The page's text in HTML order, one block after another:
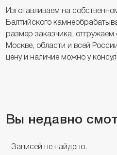
Изготавливаем на
Балтийского
размер заказчика,
Москве, области и всей
цену и наличие можно у
Вы недавно
Записей не найдено.